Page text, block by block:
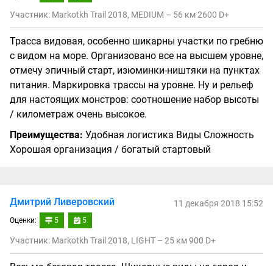
Участник: Markotkh Trail 2018, MEDIUM – 56 км 2600 D+
Трасса видовая, особенно шикарны участки по гребню
с видом на море. Организовано все на высшем уровне,
отмечу эпичный старт, изюминки-ништяки на пунктах
питания. Маркировка трассы на уровне. Ну и рельеф
для настоящих монстров: соотношение набор высоты
/ километраж очень высокое.
Преимущества: Удобная логистика Виды Сложность
Хорошая организация / богатый стартовый
Дмитрий Ливеровский
Оценки: 5 5
11 декабря 2018 15:52
Участник: Markotkh Trail 2018, LIGHT – 25 км 900 D+